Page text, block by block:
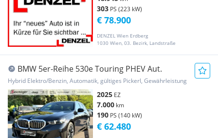
303 PS (223 kW)
DENZEL Wien Erdberg
1030 Wien, 03. Bezirk, Landstraße
€ 78.900
BMW 5er-Reihe 530e Touring PHEV Aut.
Hybrid Elektro/Benzin, Automatik, gültiges Pickerl, Gewährleistung
2025 EZ
7.000 km
190 PS (140 kW)
€ 62.480